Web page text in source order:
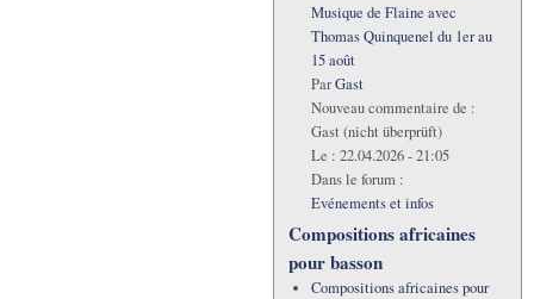
Musique de Flaine avec
Thomas Quinquenel du 1er au
15 août
ParGast
Nouveau commentaire de :
Gast (nicht überprüft)
Le : 22.04.2026 - 21:05
Dans le forum :
Evénements et infos
Compositions africaines
pour basson
Compositions africaines pour